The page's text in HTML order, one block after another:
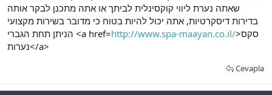
שאתה נערת ליווי קוקסינלית לביתך או אתה מתכנן לבקר אותה
בדירות דיסקרטיות, אתה יכול להיות בטוח כי מדובר בשירות מקצועי
הניתן תחת הגברי <a href=http://www.spa-maayan.co.il/>סקס
נערות</a>
Cevapla